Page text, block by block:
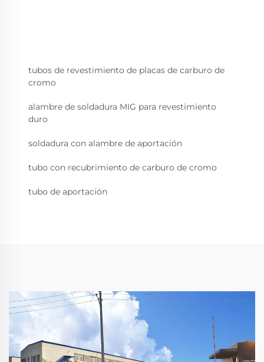
tubos de revestimiento de placas de carburo de
cromo
alambre de soldadura MIG para revestimiento
duro
soldadura con alambre de aportación
tubo con recubrimiento de carburo de cromo
tubo de aportación